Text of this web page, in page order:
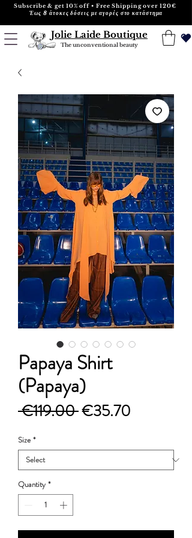
Subscribe & get 10% off • Free Shipping over 120€
Έως 8 άτοκες δόσεις με αγορές στο κατάστημα
Jolie Laide Boutique
The unconventional beauty
Papaya Shirt
(Papaya)
€119.00 Regular
€35.70
Size *
Quantity *